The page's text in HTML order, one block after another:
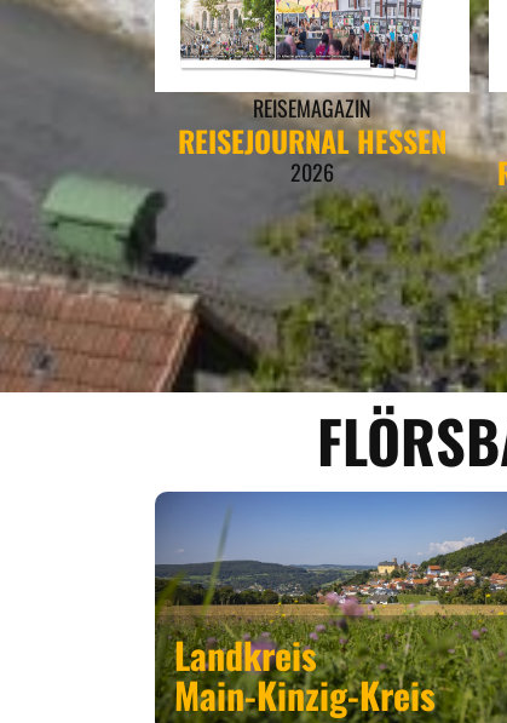
REISEMAGAZIN
REISEJOURNAL HESSEN
2026
Landkreis
Main-Kinzig-Kreis